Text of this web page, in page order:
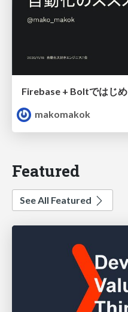
Firebase + Boltではじ
makomakok
Featured
See All Featured